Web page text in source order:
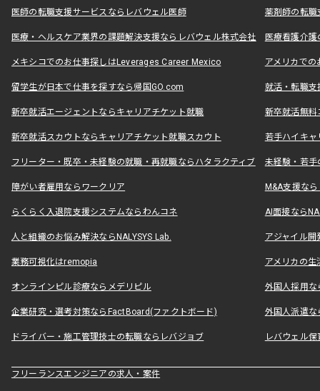
医師の転職支援サービスならレバウェル医師 薬剤師の転
医療・ヘルスケア業界の課題解決支援ならレバウェル株式会社 医療看護介
メキシコでのお仕事探しはLeverages Career Mexico アメリカで
留学生が日本で仕事を探すなら帰国GO.com 就活・転職
新卒就活エージェントならキャリアチケット就職 新卒就活無料
新卒就活スカウトならキャリアチケット就職スカウト 若手ハイキ
フリーター・既卒・未経験の就職・再就職ならハタラクティブ 未経験・若手
障がい者雇用ならワークリア M&A支援な
らくらく入退院支援システムならわんコネ AI面接なら
人と組織のお悩み解決ならNALYSYS Lab. アジャイル
業務可視化はremopia アメリカの
オンラインピル診療ならメデリピル 外国人採用
企業研究・選考対策ならFactBoard(ファクトボード) 外国人派遣な
ドライバー・施工管理技士の転職ならレバジョブ レバウェル
フリーランスエンジニアの求人・案件